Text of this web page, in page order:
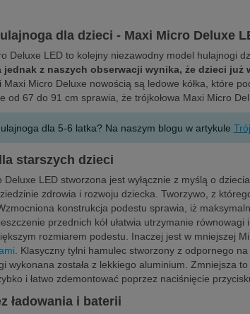
dla dzieci - Maxi Micro Deluxe
Deluxe LED to kolejny niezawodny model hulajnogi
z naszych obserwacji wynika, że dzieci
Maxi Micro Deluxe nowością są ledowe kółka, które
od 67 do 91 cm sprawia, że trójkołowa Maxi Micro
dla 5-6 latka? Na naszym blogu w artykule
starszych dzieci
LED stworzona jest wyłącznie z myślą o
zdrowia i rozwoju dziecka. Tworzywo, z
konstrukcja podestu sprawia, iż
przednich kół ułatwia utrzymanie
rozmiarem podestu. Inaczej jest w mniejszej
. Klasyczny tylni hamulec stworzony z odpornego
wykonana została z lekkiego aluminium. Zmniejsza
i łatwo zdemontować poprzez naciśnięcie
ładowania i baterii